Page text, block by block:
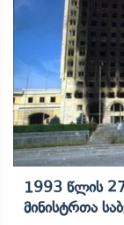
1993 Წლის 27
Მინისტრთა